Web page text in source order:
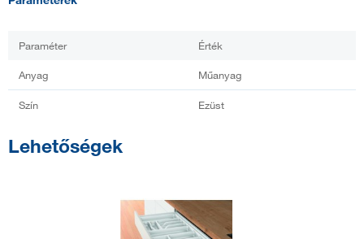
Paraméter Érték
Anyag Műanyag
Szín Ezüst
Lehetőségek